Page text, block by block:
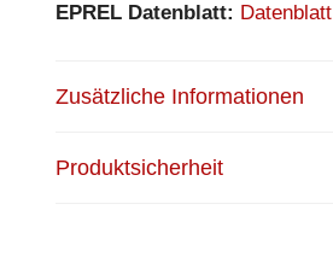
EPREL Datenblatt: Datenblatt
Zusätzliche Informationen
Produktsicherheit